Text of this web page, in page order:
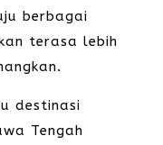
berbagai
terasa lebih
destinasi
Tengah